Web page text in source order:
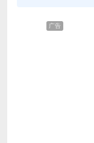
广告